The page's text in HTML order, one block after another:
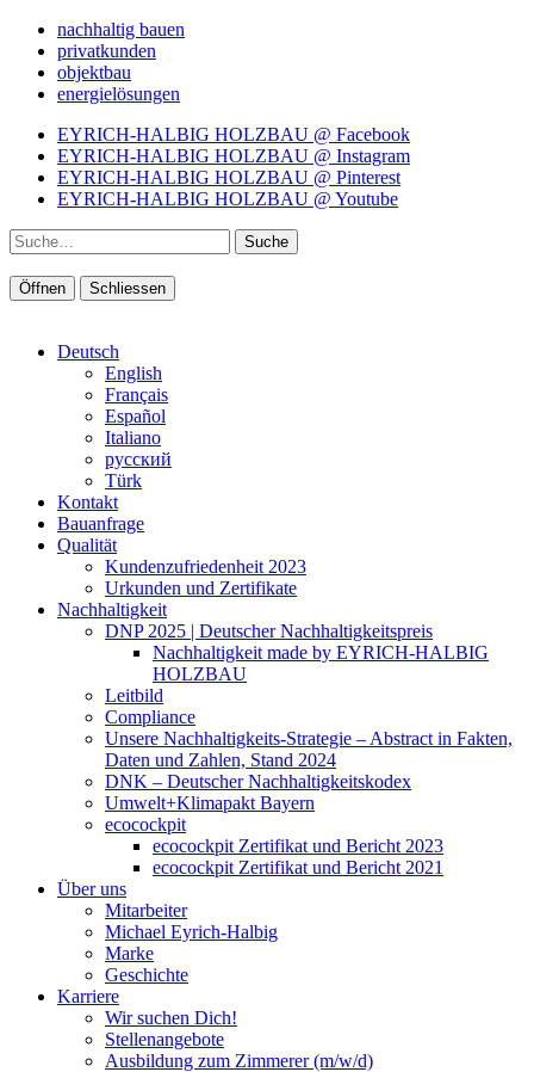
nachhaltig bauen
privatkunden
objektbau
energielösungen
EYRICH-HALBIG HOLZBAU @ Facebook
EYRICH-HALBIG HOLZBAU @ Instagram
EYRICH-HALBIG HOLZBAU @ Pinterest
EYRICH-HALBIG HOLZBAU @ Youtube
Suche
Öffnen Schliessen
Deutsch
English
Français
Español
Italiano
pусский
Türk
Kontakt
Bauanfrage
Qualität
Kundenzufriedenheit 2023
Urkunden und Zertifikate
Nachhaltigkeit
DNP 2025 | Deutscher Nachhaltigkeitspreis
Nachhaltigkeit made by EYRICH-HALBIG
HOLZBAU
Leitbild
Compliance
Unsere Nachhaltigkeits-Strategie – Abstract in Fakten,
Daten und Zahlen, Stand 2024
DNK – Deutscher Nachhaltigkeitskodex
Umwelt+Klimapakt Bayern
ecocockpit
ecocockpit Zertifikat und Bericht 2023
ecocockpit Zertifikat und Bericht 2021
Über uns
Mitarbeiter
Michael Eyrich-Halbig
Marke
Geschichte
Karriere
Wir suchen Dich!
Stellenangebote
Ausbildung zum Zimmerer (m/w/d)